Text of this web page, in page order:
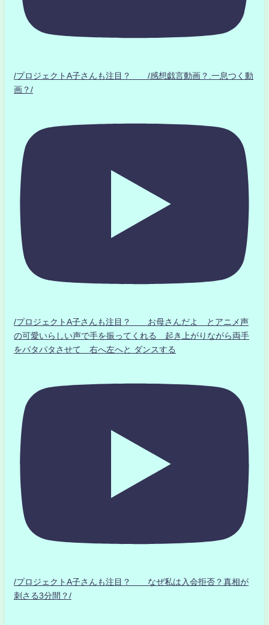
/プロジェクトA子さんも注目？ /感想戯言動画？.一息つく動
画？/
/プロジェクトA子さんも注目？ お母さんだよ とアニメ声
の可愛いらしい声で手を振ってくれる 起き上がりながら両手
をパタパタさせて 右へ左へと ダンスする
/プロジェクトA子さんも注目？ なぜ私は入会拒否？真相が
刺さる3分間？/